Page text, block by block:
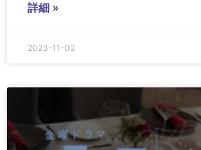
詳細 »
2023-11-02